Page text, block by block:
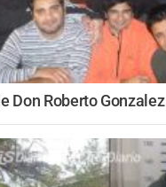
Don Roberto Gonzalez